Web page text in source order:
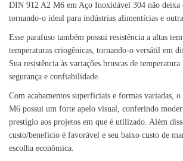
DIN 912 A2 M6 em Aço Inoxidável 304 não deixa
tornando-o ideal para indústrias alimentícias e
Esse parafuso também possui resistência a altas
temperaturas criogênicas, tornando-o versátil em
Sua resistência às variações bruscas de
segurança e confiabilidade.
Com acabamentos superficiais e formas variadas,
M6 possui um forte apelo visual, conferindo
prestígio aos projetos em que é utilizado. Além
custo/benefício é favorável e seu baixo custo de
escolha econômica.